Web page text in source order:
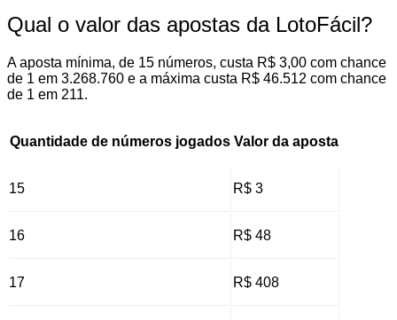
Qual o valor das apostas da LotoFácil?
A aposta mínima, de 15 números, custa R$ 3,00 com chance
de 1 em 3.268.760 e a máxima custa R$ 46.512 com chance
de 1 em 211.
Quantidade de números jogados Valor da aposta
15 R$ 3
16 R$ 48
17 R$ 408